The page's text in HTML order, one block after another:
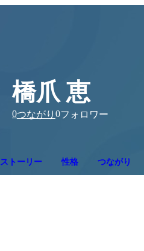
橋爪 恵
0つながり 0フォロワー
ストーリー 性格 つながり